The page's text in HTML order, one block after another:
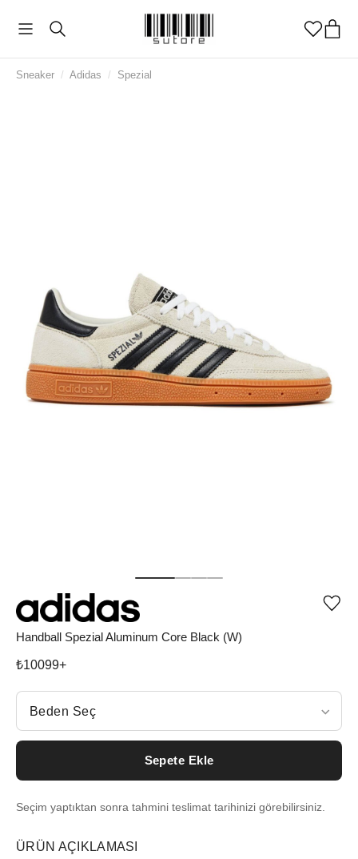
Sneaker / Adidas / Spezial
Handball Spezial Aluminum Core Black (W)
₺10099+
Beden Seç
Beden Seç
Sepete Ekle
Seçim yaptıktan sonra tahmini teslimat tarihinizi görebilirsiniz.
ÜRÜN AÇIKLAMASI